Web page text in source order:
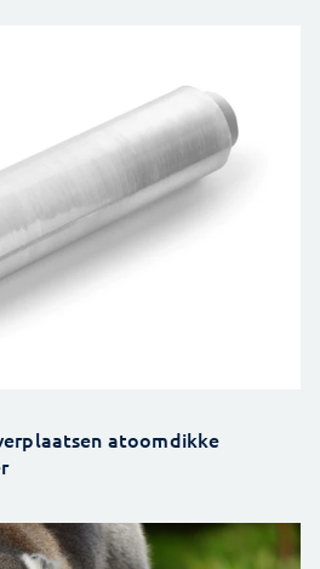
atoomdikke